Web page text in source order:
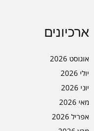
ארכיונים
אוגוסט 2026
יולי 2026
יוני 2026
מאי 2026
אפריל 2026